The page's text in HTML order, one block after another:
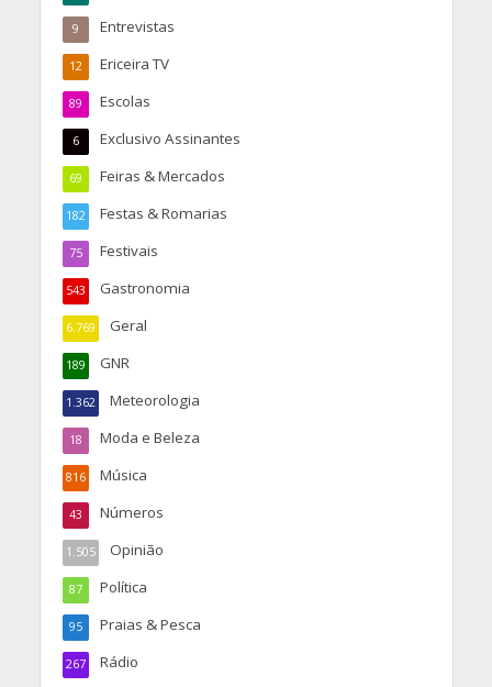
Entrevistas
9
Ericeira TV
12
Escolas
89
Exclusivo Assinantes
6
Feiras & Mercados
69
Festas & Romarias
182
Festivais
75
Gastronomia
543
Geral
6.769
GNR
189
Meteorologia
1.362
Moda e Beleza
18
Música
816
Números
43
Opinião
1.505
Política
87
Praias & Pesca
95
Rádio
267